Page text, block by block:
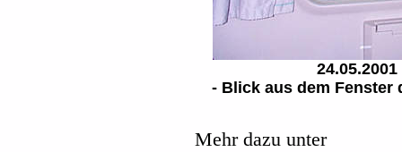
- Blick aus dem Fenster
Mehr dazu unter